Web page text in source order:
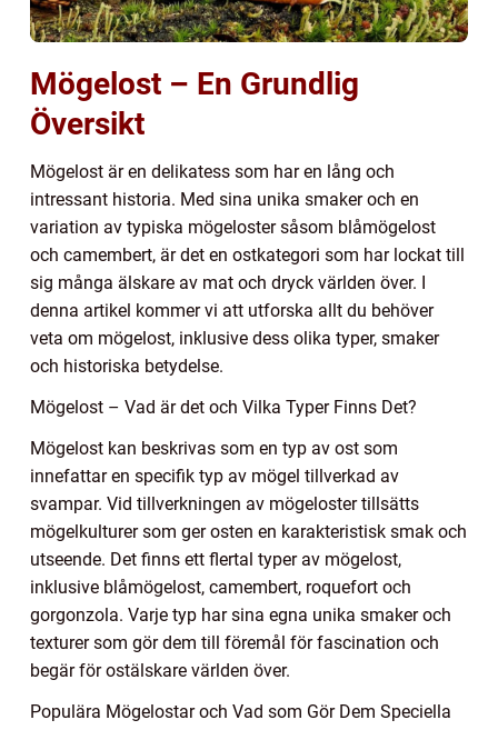
Mögelost – En Grundlig
Översikt
Mögelost är en delikatess som har en lång och
intressant historia. Med sina unika smaker och en
variation av typiska mögeloster såsom blåmögelost
och camembert, är det en ostkategori som har lockat till
sig många älskare av mat och dryck världen över. I
denna artikel kommer vi att utforska allt du behöver
veta om mögelost, inklusive dess olika typer, smaker
och historiska betydelse.
Mögelost – Vad är det och Vilka Typer Finns Det?
Mögelost kan beskrivas som en typ av ost som
innefattar en specifik typ av mögel tillverkad av
svampar. Vid tillverkningen av mögeloster tillsätts
mögelkulturer som ger osten en karakteristisk smak och
utseende. Det finns ett flertal typer av mögelost,
inklusive blåmögelost, camembert, roquefort och
gorgonzola. Varje typ har sina egna unika smaker och
texturer som gör dem till föremål för fascination och
begär för ostälskare världen över.
Populära Mögelostar och Vad som Gör Dem Speciella